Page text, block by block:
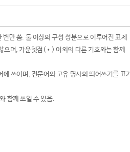
만 씀. 둘 이상의 구성 성분으로 이루어진 표제
으며, 가운뎃점(•) 이외의 다른 기호와는 함께
쓰이며, 전문어와 고유 명사의 띄어쓰기를 표기
함께 쓰일 수 있음.